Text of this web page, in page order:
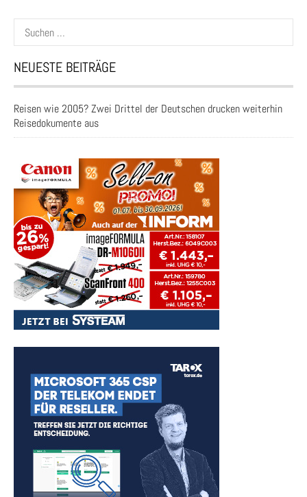
Suchen
nach:
NEUESTE BEITRÄGE
Reisen wie 2005? Zwei Drittel der Deutschen drucken weiterhin
Reisedokumente aus